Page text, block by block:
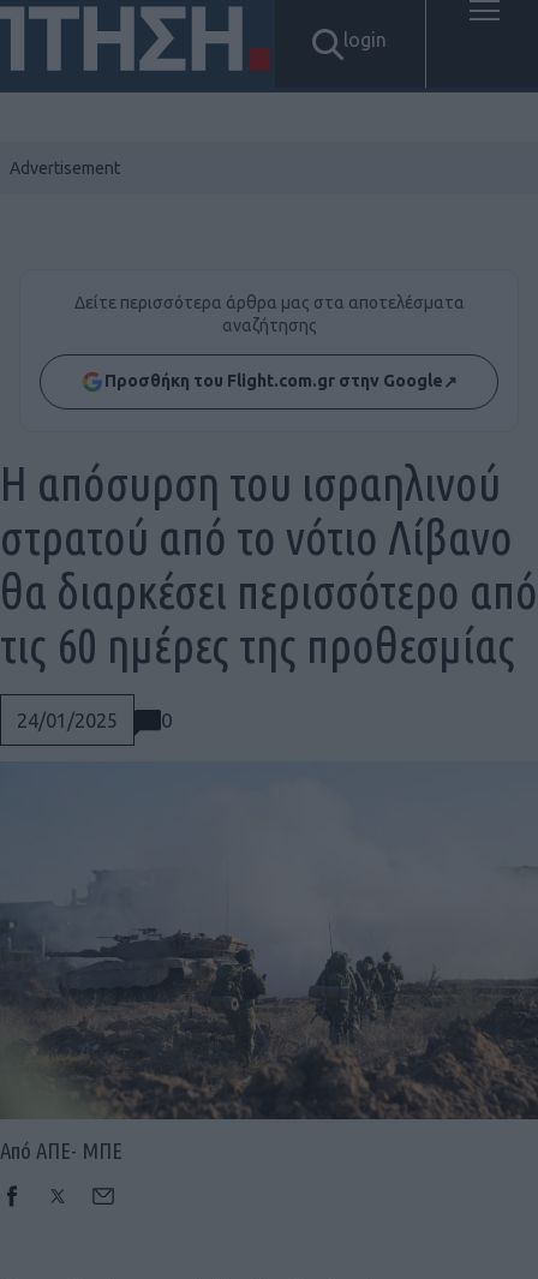
login
Social
Δείτε περισσότερα άρθρα μας στα αποτελέσματα
αναζήτησης
Προσθήκη του Flight.com.gr στην Google↗
24/01/2025 0
Η απόσυρση του ισραηλινού
στρατού από το νότιο Λίβανο
θα διαρκέσει περισσότερο από
τις 60 ημέρες της προθεσμίας
Από ΑΠΕ- ΜΠΕ